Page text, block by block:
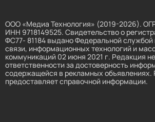
ООО «Медиа Технология» (2019-2026).
ИНН 9718149525. Свидетельство о
ФС77- 81184 выдано Федеральной службой
связи, информационных технологий и
коммуникаций 02 июня 2021 г. Редакция
ответственности за достоверность
содержащейся в рекламных объявлениях.
предоставляет справочной информации.